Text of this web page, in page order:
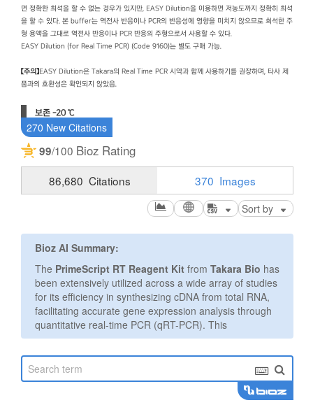
면 정확한 희석을 할 수 없는 경우가 있지만, EASY Dilution을 이용하면 저농도까지 정확히 희석
을 할 수 있다. 본 buffer는 역전사 반응이나 PCR의 반응성에 영향을 미치지 않으므로 희석한 주
형 용액을 그대로 역전사 반응이나 PCR 반응의 주형으로서 사용할 수 있다.
EASY Dilution (for Real Time PCR) (Code 9160)는 별도 구매 가능.
【주의】EASY Dilution은 Takara의 Real Time PCR 시약과 함께 사용하기를 권장하며, 타사 제
품과의 호환성은 확인되지 않았음.
보존 -20 ℃